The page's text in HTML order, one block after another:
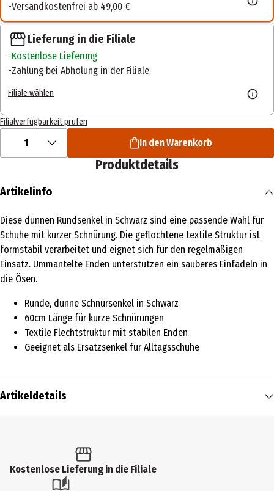
Versandkostenfrei ab 49,00 €
Lieferung in die Filiale
Kostenlose Lieferung
Zahlung bei Abholung in der Filiale
Filiale wählen
Filialverfügbarkeit prüfen
1 In den Warenkorb
Produktdetails
Artikelinfo
Diese dünnen Rundsenkel in Schwarz sind eine passende Wahl für
Schuhe mit kurzer Schnürung. Die geflochtene textile Struktur ist
formstabil verarbeitet und eignet sich für den regelmäßigen
Einsatz. Ummantelte Enden unterstützen ein sauberes Einfädeln in
die Ösen.
Runde, dünne Schnürsenkel in Schwarz
60cm Länge für kurze Schnürungen
Textile Flechtstruktur mit stabilen Enden
Geeignet als Ersatzsenkel für Alltagsschuhe
Artikeldetails
Produkttyp
Kostenlose Lieferung in die Filiale